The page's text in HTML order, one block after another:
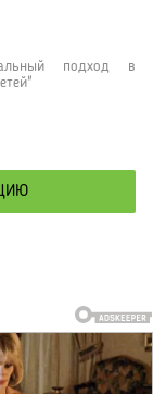
подход в